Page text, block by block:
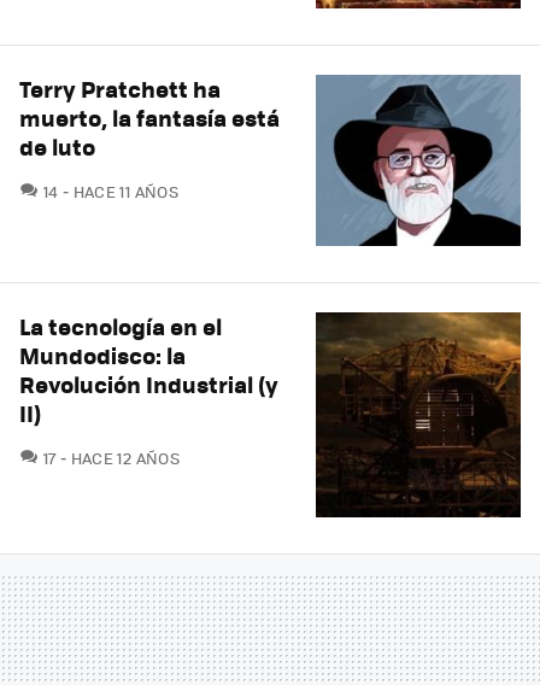
Terry Pratchett ha
muerto, la fantasía está
de luto
14 COMENTARIOS
HACE 11 AÑOS
La tecnología en el
Mundodisco: la
Revolución Industrial (y
II)
17COMENTARIOS
HACE 12 AÑOS